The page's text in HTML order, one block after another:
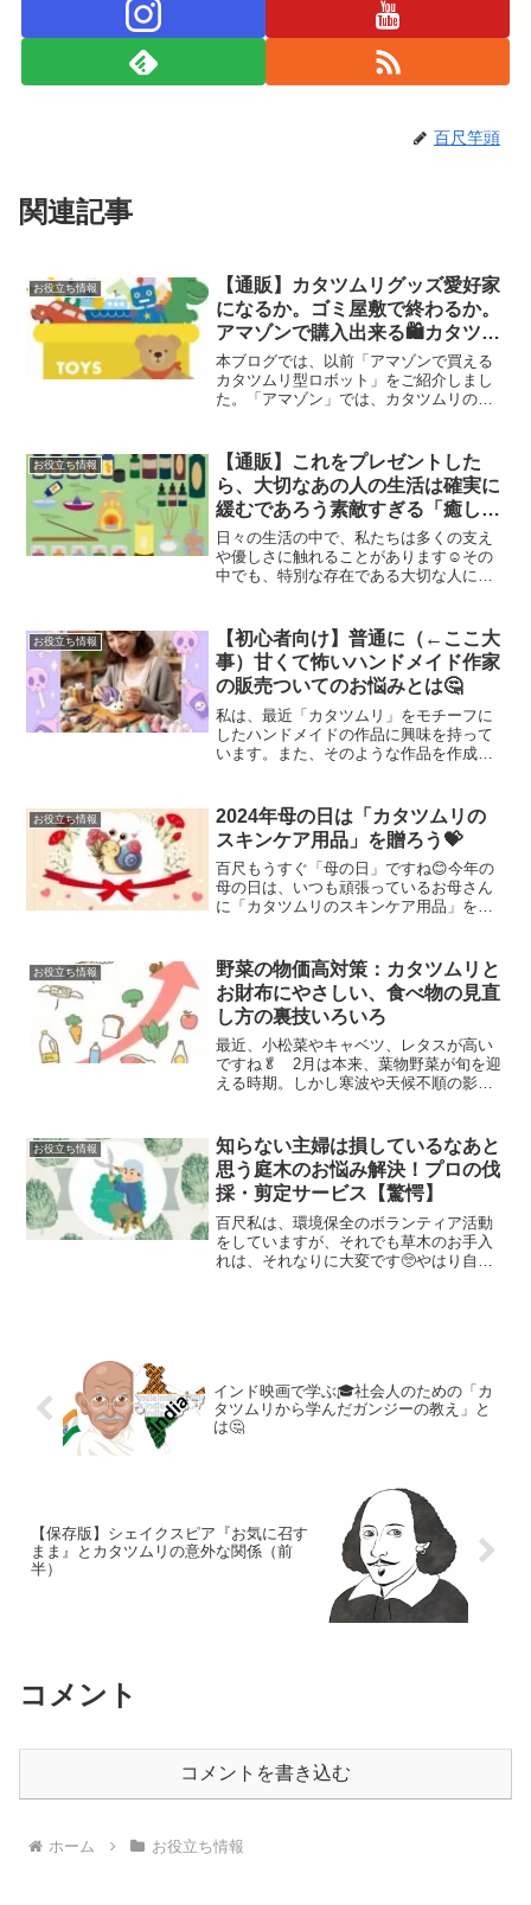
百尺竿頭
関連記事
お役立ち情報
【通販】カタツムリグッズ愛好家
になるか。ゴミ屋敷で終わるか。
アマゾンで購入出来る🛍️カタツム
リグッズ9選
本ブログでは、以前「アマゾンで買える
カタツムリ型ロボット」をご紹介しまし
た。「アマゾン」では、カタツムリのお
扱っています。今回は「アマゾン」で購
入出来る、カタツムリグッズ...
お役立ち情報
【通販】これをプレゼントした
ら、大切なあの人の生活は確実に
緩むであろう素敵すぎる「癒しグ
ッズ」10選
日々の生活の中で、私たちは多くの支え
や優しさに触れることがあります☺️その
中でも、特別な存在である大切な人に感
思いを表現してみませんか？今回は、通
販サイト「Qoo10」からおすすめに癒し
グッズをご紹介します😊
お役立ち情報
【初心者向け】普通に（←ここ大
事）甘くて怖いハンドメイド作家
の販売ついてのお悩みとは🤔
私は、最近「カタツムリ」をモチーフに
したハンドメイドの作品に興味を持って
います。また、そのような作品を作成し
る」お悩みを抱えていることが分かりま
した。今回の記事では、初心者のハンド
メイド作家が抱えるお悩みを最新のAIツ
ールを使ってその内容を分析しました😃
お役立ち情報
2024年母の日は「カタツムリの
スキンケア用品」を贈ろう💝
百尺もうすぐ「母の日」ですね😊今年の
母の日は、いつも頑張っているお母さん
に「カタツムリのスキンケア用品」を贈
や健康に関連する用途で注目されていま
す。今回は、カタツムリ...
お役立ち情報
野菜の物価高対策：カタツムリと
お財布にやさしい、食べ物の見直
し方の裏技いろいろ
最近、小松菜やキャベツ、レタスが高い
ですね🥬 2月は本来、葉物野菜が旬を迎
える時期。しかし寒波や天候不順の影響
め、価格が上がりやすい季節でもありま
す。「カタツムリの定番ごはん」である
葉物野菜も、今は少し工夫が必要な時期
かもしれません。そこで今回は、カタツ
ムリのための「野菜の物価高対策」をご
紹介します👛
お役立ち情報
知らない主婦は損しているなあと
思う庭木のお悩み解決！プロの伐
採・剪定サービス【驚愕】
百尺私は、環境保全のボランティア活動
をしていますが、それでも草木のお手入
れは、それなりに大変です🥺やはり自分
インド映画で学ぶ🎓社会人のための「カ
タツムリから学んだガンジーの教え」と
は🤔
【保存版】シェイクスピア『お気に召す
まま』とカタツムリの意外な関係（前
半）
コメント
コメントを書き込む
ホーム お役立ち情報